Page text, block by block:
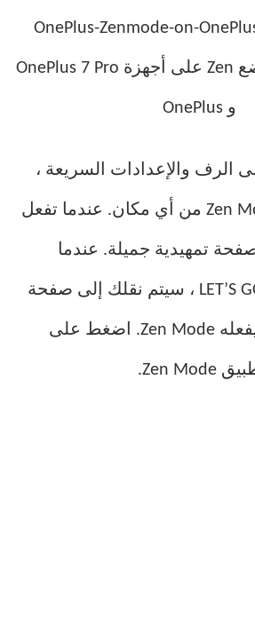
الرف والإعدادات السريعة ،
يمكنك تشغيل Zen Mode من أي مكان. عندما تفعل
تمهيدية جميلة. عندما
تضغط على الزر LET’S GO ، سيتم نقلك إلى صفحة
أخرى تشرح ما سيفعله Zen Mode. اضغط على